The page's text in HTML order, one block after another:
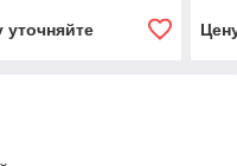
уточняйте